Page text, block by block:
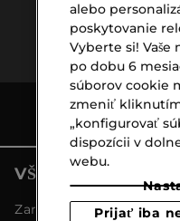
Doprava
zadarmo
nad €39,-
VŠETKY NOVINKY
Zaregistrujte sa a
alebo
poskytovanie
Vyberte si! Vaše
po dobu 6
súborov cookie
zmeniť
„konfigurovať
dispozícii v
webu.
Prijať iba